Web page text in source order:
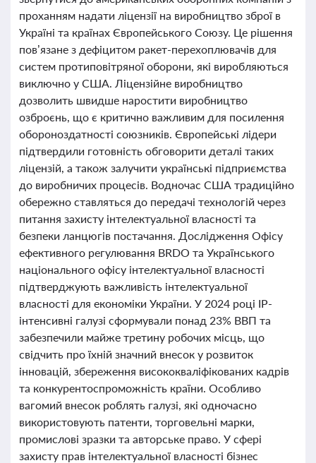
проханням надати ліцензії на виробництво зброї в
Україні та країнах Європейського Союзу. Це рішення
пов’язане з дефіцитом ракет-перехоплювачів для
систем протиповітряної оборони, які виробляються
виключно у США. Ліцензійне виробництво
дозволить швидше наростити виробництво
озброєнь, що є критично важливим для посилення
обороноздатності союзників. Європейські лідери
підтвердили готовність обговорити деталі таких
ліцензій, а також залучити українські підприємства
до виробничих процесів. Водночас США традиційно
обережно ставляться до передачі технологій через
питання захисту інтелектуальної власності та
безпеки ланцюгів постачання. Дослідження Офісу
ефективного регулювання BRDO та Українського
національного офісу інтелектуальної власності
підтверджують важливість інтелектуальної
власності для економіки України. У 2024 році IP-
інтенсивні галузі сформували понад 23% ВВП та
забезпечили майже третину робочих місць, що
свідчить про їхній значний внесок у розвиток
інновацій, збереження висококваліфікованих кадрів
та конкурентоспроможність країни. Особливо
вагомий внесок роблять галузі, які одночасно
використовують патенти, торговельні марки,
промислові зразки та авторське право. У сфері
захисту прав інтелектуальної власності бізнес